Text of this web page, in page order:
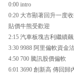
0:00 intro
0:20 大市顯著回升一度
貼價牛熊受歡迎
2:15 汽車板塊吉利繼續
3:30 9988 阿里偏軟資金
4:50 700 騰訊股價偏軟
6:01 3690 創新高 傳回歸